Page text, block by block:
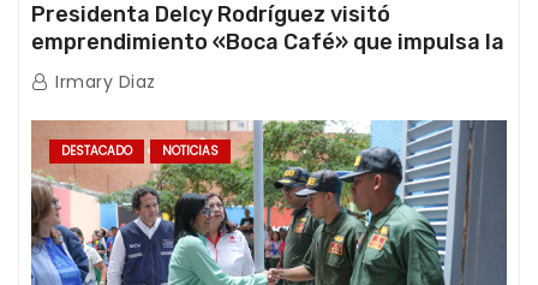
Presidenta Delcy Rodríguez visitó
emprendimiento «Boca Café» que impulsa la
producción nacional hacia mercados
internacionales
Irmary Diaz
DESTACADO NOTICIAS